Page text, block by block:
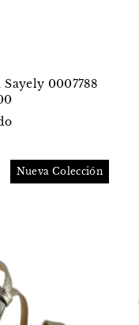
0007788
Nueva Colección